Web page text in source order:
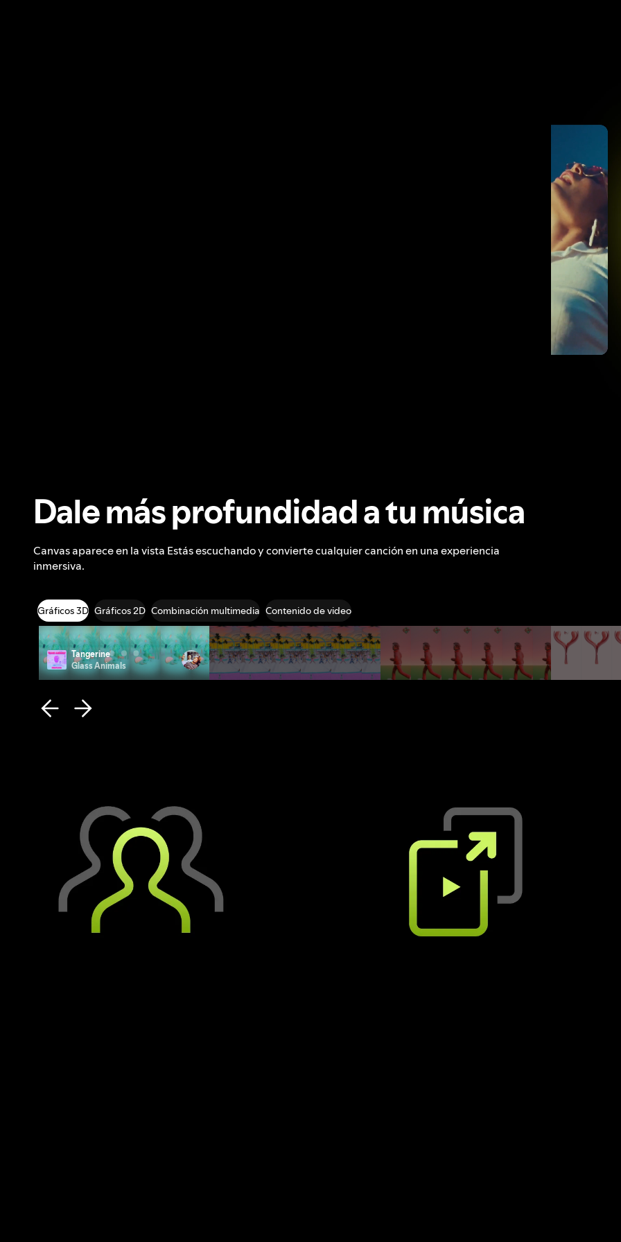
Dale más profundidad a tu música
Canvas aparece en la vista Estás escuchando y convierte cualquier canción en una experiencia
inmersiva.
Gráficos 3D Gráficos 2D Combinación multimedia Contenido de video
Tangerine
Glass Animals
Photo ID
Remi Wolf
The Difference
Flume, Toro y Moi
Bon acteur
Lous